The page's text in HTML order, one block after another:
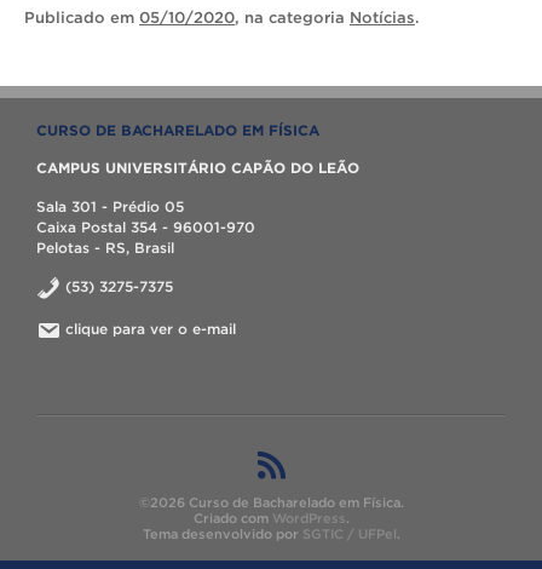
Publicado em 05/10/2020, na categoria Notícias.
CURSO DE BACHARELADO EM FÍSICA
CAMPUS UNIVERSITÁRIO CAPÃO DO LEÃO
Sala 301 - Prédio 05
Caixa Postal 354 - 96001-970
Pelotas - RS, Brasil
(53) 3275-7375
clique para ver o e-mail
©2026 Curso de Bacharelado em Física.
Criado com WordPress.
Tema desenvolvido por SGTIC / UFPel.